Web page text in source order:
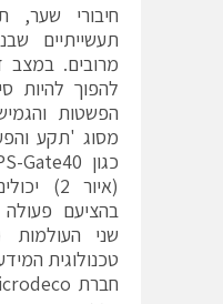
חיבורי שער,
תעשייתיים
מרובים. במצב
להפוך להיות
הפשטות
מסוג 'תקע
(איור 2)
בהציעם
שני העולמות
טכנולוגית